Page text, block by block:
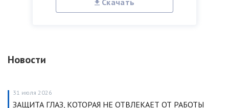
Новости
31 июля 2026
ЗАЩИТА ГЛАЗ, КОТОРАЯ НЕ ОТВЛЕКАЕТ ОТ РАБОТЫ